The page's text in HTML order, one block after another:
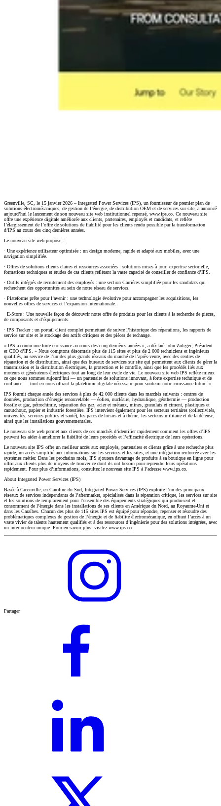
Greenville, SC, le 15 janvier 2026 – Integrated Power Services (IPS), un fournisseur de premier plan de
solutions électromécaniques, de gestion de l’énergie, de distribution OEM et de services sur site, a annoncé
aujourd’hui le lancement de son nouveau site web institutionnel repensé, www.ips.co. Ce nouveau site
offre une expérience digitale améliorée aux clients, partenaires, employés et candidats, et reflète
l’élargissement de l’offre de solutions de fiabilité pour les clients rendu possible par la transformation
d’IPS au cours des cinq dernières années.
Le nouveau site web propose :
· Une expérience utilisateur optimisée : un design moderne, rapide et adapté aux mobiles, avec une
navigation simplifiée.
· Offres de solutions clients claires et ressources associées : solutions mises à jour, expertise sectorielle,
formations techniques et études de cas clients reflétant la vaste capacité de conseiller de confiance d’IPS.
· Outils intégrés de recrutement des employés : une section Carrières simplifiée pour les candidats qui
recherchent des opportunités au sein de notre réseau de services.
· Plateforme prête pour l’avenir : une technologie évolutive pour accompagner les acquisitions, les
nouvelles offres de services et l’expansion internationale.
· E-Store : Une nouvelle façon de découvrir notre offre de produits pour les clients à la recherche de pièces,
de composants et d’équipements.
· IPS Tracker : un portail client complet permettant de suivre l’historique des réparations, les rapports de
service sur site et le stockage des actifs critiques et des pièces de rechange.
« IPS a connu une forte croissance au cours des cinq dernières années », a déclaré John Zuleger, Président
et CEO d’IPS. « Nous comptons désormais plus de 115 sites et plus de 2 000 techniciens et ingénieurs
qualifiés, au service de l’un des plus grands réseaux du marché de l’après-vente, avec des centres de
réparation et de distribution, ainsi que des bureaux de services sur site qui permettent aux clients de gérer la
transmission et la distribution électriques, la protection et le contrôle, ainsi que les procédés liés aux
moteurs et générateurs électriques tout au long de leur cycle de vie. Le nouveau site web IPS reflète mieux
ce que nous sommes aujourd’hui — un partenaire de solutions innovant, à forte expertise technique et de
confiance — tout en nous offrant la plateforme digitale nécessaire pour soutenir notre croissance future. »
IPS fournit chaque année des services à plus de 42 000 clients dans les marchés suivants : centres de
données, production d’énergie renouvelable — éolien, nucléaire, hydraulique, géothermie — production
fossile et gaz, pétrochimie, séparation des gaz, acier et métaux, mines, granulats et ciment, plastiques et
caoutchouc, papier et industrie forestière. IPS intervient également pour les secteurs tertiaires (collectivités,
universités, services publics et santé), les parcs de loisirs et à thème, les secteurs militaire et de la défense,
ainsi que les installations gouvernementales.
Le nouveau site web permet aux clients de ces marchés d’identifier rapidement comment les offres d’IPS
peuvent les aider à améliorer la fiabilité de leurs procédés et l’efficacité électrique de leurs opérations.
Le nouveau site IPS offre un meilleur accès aux employés, partenaires et clients grâce à une recherche plus
rapide, un accès simplifié aux informations sur les services et les sites, et une intégration renforcée avec les
systèmes métier. Dans les prochains mois, IPS ajoutera davantage de produits à sa boutique en ligne pour
offrir aux clients plus de moyens de trouver ce dont ils ont besoin pour reprendre leurs opérations
rapidement. Pour plus d’informations, consultez le nouveau site IPS à l’adresse www.ips.co.
About Integrated Power Services (IPS)
Basée à Greenville, en Caroline du Sud, Integrated Power Services (IPS) exploite l’un des principaux
réseaux de services indépendants de l’aftermarket, spécialisés dans la réparation critique, les services sur site
et les solutions de remplacement pour l’ensemble des équipements stratégiques qui produisent et
consomment de l’énergie dans les installations de ses clients en Amérique du Nord, au Royaume-Uni et
dans les Caraïbes. Chacun des plus de 115 sites IPS est équipé pour répondre, repenser et résoudre des
problématiques complexes de gestion de l’énergie et de fiabilité électromécanique, en offrant l’accès à un
vaste vivier de talents hautement qualifiés et à des ressources d’ingénierie pour des solutions intégrées, avec
un interlocuteur unique. Pour en savoir plus, visitez www.ips.co
Partager